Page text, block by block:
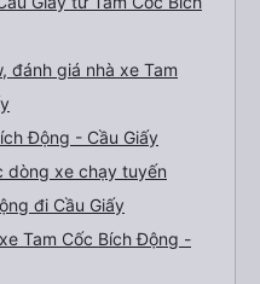
đánh giá nhà xe Tam
Động - Cầu Giấy
dòng xe chạy tuyến
đi Cầu Giấy
Tam Cốc Bích Động -